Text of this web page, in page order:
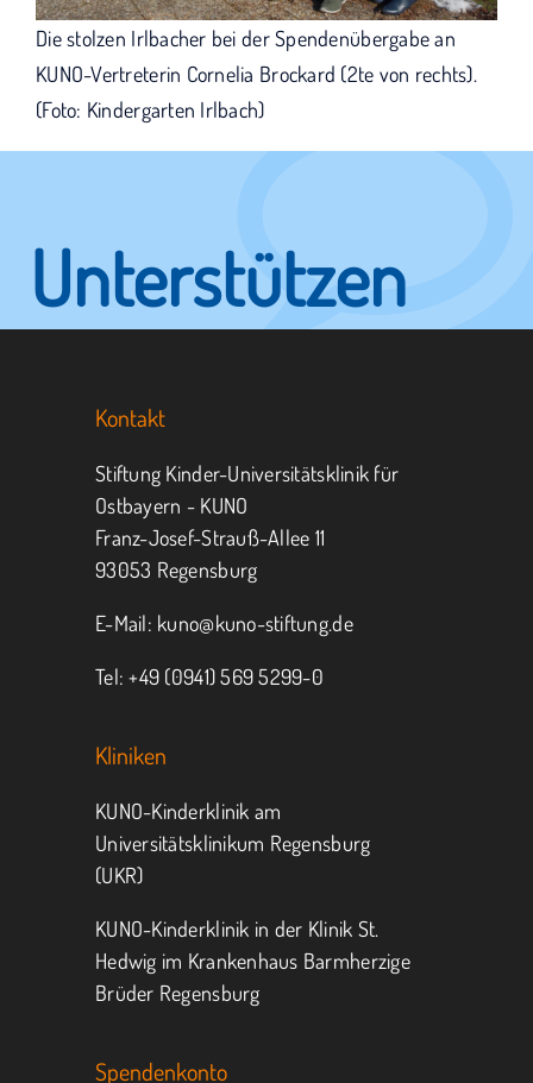
Die stolzen Irlbacher bei der Spendenübergabe an
KUNO-Vertreterin Cornelia Brockard (2te von rechts).
(Foto: Kindergarten Irlbach)
Unterstützen
Sie KUNO.
Jeder kann helfen.
MITMACHEN SPENDEN
Kontakt
Stiftung Kinder-Universitätsklinik für
Ostbayern - KUNO
Franz-Josef-Strauß-Allee 11
93053 Regensburg
E-Mail: kuno@kuno-stiftung.de
Tel: +49 (0941) 569 5299-0
Kliniken
KUNO-Kinderklinik am
Universitätsklinikum Regensburg
(UKR)
KUNO-Kinderklinik in der Klinik St.
Hedwig im Krankenhaus Barmherzige
Brüder Regensburg
Spendenkonto